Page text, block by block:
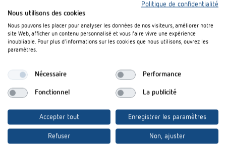
Rajouter au panier de documents
Politique de confidentialité
Nous utilisons des cookies
Nous pouvons les placer pour analyser les données de nos visiteurs, améliorer notre
site Web, afficher un contenu personnalisé et vous faire vivre une expérience
inoubliable. Pour plus d'informations sur les cookies que nous utilisons, ouvrez les
paramètres.
Nécessaire Performance
Fonctionnel La publicité
Accepter tout Enregistrer les paramètres
Refuser Non, ajuster